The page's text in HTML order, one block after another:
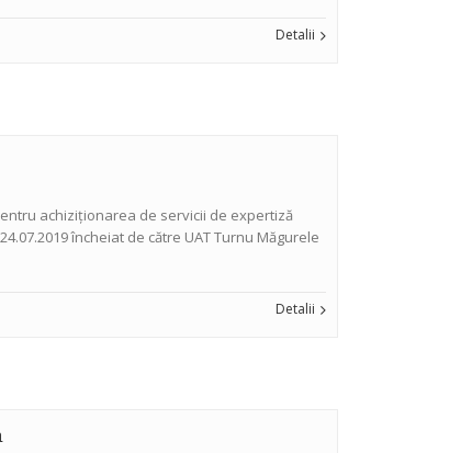
Detalii
achiziționarea de servicii de expertiză
încheiat de către UAT Turnu Măgurele
Detalii